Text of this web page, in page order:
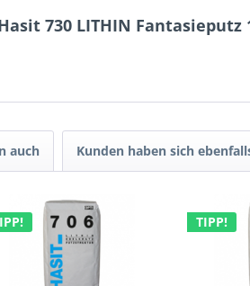
730 LITHIN Fantasieputz
auch Kunden haben sich
TIPP!